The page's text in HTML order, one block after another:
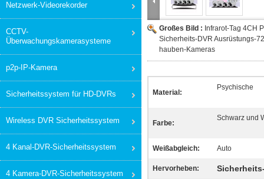
Netzwerk-Videorekorder
CCTV-
Überwachungskamerasysteme
p2p-IP-Kamera
Sicherheitssystem für HD-DVRs
Wireless DVR Sicherheitssystem
4 Kanal-DVR-Sicherheitssystem
4 Kamera-DVR-Sicherheitssystem
Großes Bild : Infrarot-Tag 4CH
Sicherheits-DVR Ausrüstungs-
hauben-Kameras
Material:
Psychische
Farbe:
Schwarz und
Weißabgleich: Auto
Hervorheben: